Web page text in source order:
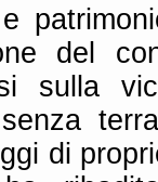
e
del
sulla
di